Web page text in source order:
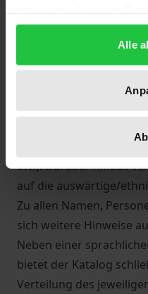
gesammelt haben.
Alle
anderen
der isolierte
aufgenommen,
Name. Zudem gibt der
etc.). Darüber hinaus
auf die auswärtige/
Zu allen Namen,
sich weitere Hinweise
Neben einer
bietet der Katalog
Verteilung des